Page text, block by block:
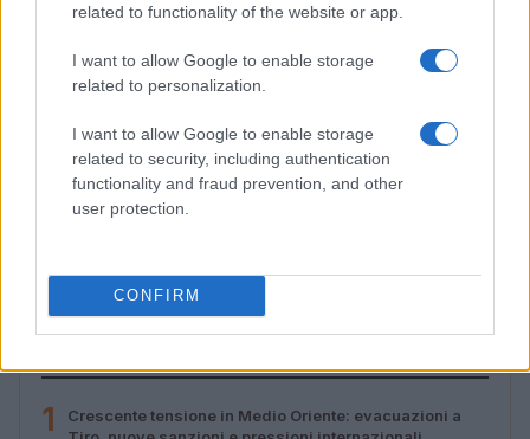
related to functionality of the website or app.
I want to allow Google to enable storage
related to personalization.
I want to allow Google to enable storage
related to security, including authentication
functionality and fraud prevention, and other
user protection.
CONFIRM
Valle d’Aosta: polemiche tra sindacato e istituzioni per
1
Crescente tensione in Medio Oriente: evacuazioni a